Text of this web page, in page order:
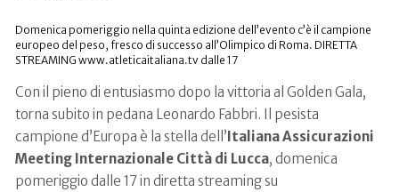
Domenica pomeriggio nella quinta edizione dell’evento c’è il campione
europeo del peso, fresco di successo all’Olimpico di Roma. DIRETTA
STREAMING www.atleticaitaliana.tv dalle 17
Con il pieno di entusiasmo dopo la vittoria al Golden Gala,
torna subito in pedana Leonardo Fabbri. Il pesista
campione d’Europa è la stella dell’Italiana Assicurazioni
Meeting Internazionale Città di Lucca, domenica
pomeriggio dalle 17 in diretta streaming su